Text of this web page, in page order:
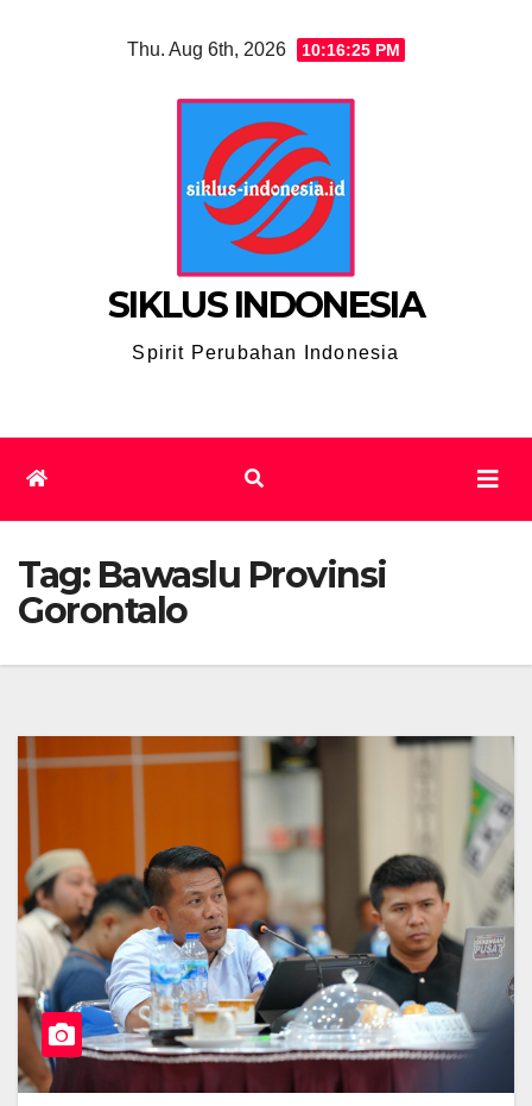
Thu. Aug 6th, 2026 10:16:26 PM
SIKLUS INDONESIA
Spirit Perubahan Indonesia
Tag: Bawaslu Provinsi
Gorontalo